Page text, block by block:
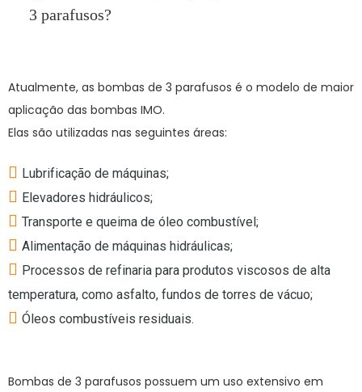
3 parafusos?
Atualmente, as bombas de 3 parafusos é o modelo de maior
aplicação das bombas IMO.
Elas são utilizadas nas seguintes áreas:
Lubrificação de máquinas;
Elevadores hidráulicos;
Transporte e queima de óleo combustível;
Alimentação de máquinas hidráulicas;
Processos de refinaria para produtos viscosos de alta
temperatura, como asfalto, fundos de torres de vácuo;
Óleos combustíveis residuais.
Bombas de 3 parafusos possuem um uso extensivo em